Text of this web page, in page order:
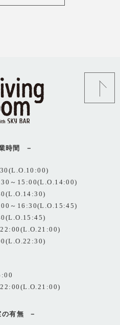
時間
～15:00(L.O.14:00)
～16:30(L.O.15:45)
の有無